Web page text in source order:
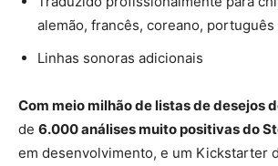
alemão, francês, coreano, português
Linhas sonoras adicionais
Com meio milhão de listas de desejos
de 6.000 análises muito positivas do
em desenvolvimento, e um Kickstarter